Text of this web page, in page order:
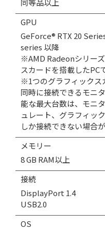
同等品以上
GPU
GeForce® RTX 20
series 以降
※AMD Radeonシリー
スカードを搭載したPC
※1つのグラフィックス
同時に接続できるモニ
能な最大台数は、モニ
ュレート、グラフィッ
しか接続できない場合
メモリー
8 GB RAM以上
接続
DisplayPort 1.4
USB2.0
OS